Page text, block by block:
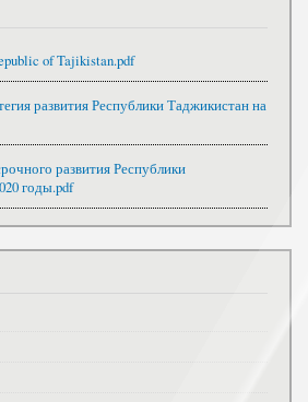
of Tajikistan.pdf
развития Республики Таджикистан на
развития Республики
годы.pdf